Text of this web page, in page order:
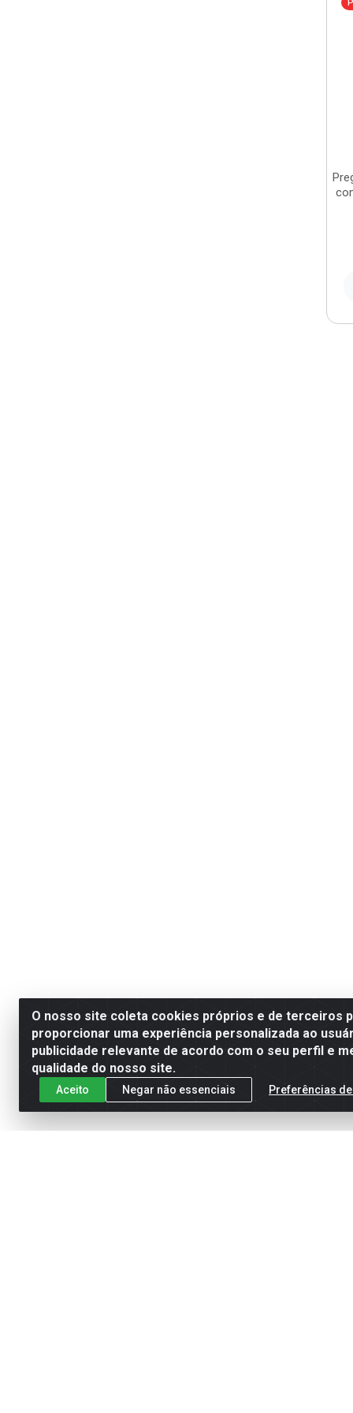
O nosso site coleta cookies próprios e de terceiros
proporcionar uma experiência personalizada ao
publicidade relevante de acordo com o seu perfil e
qualidade do nosso site.
Aceito Negar não essenciais Preferências